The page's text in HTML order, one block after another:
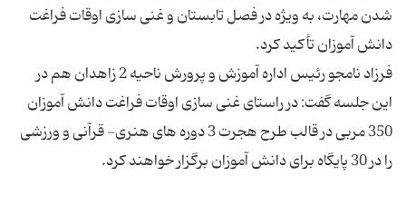
شدن مهارت، به ویژه در فصل تابستان و غنی سازی اوقات فراغت
فرزاد نامجو رئیس اداره آموزش و پرورش ناحیه 2 زاهدان هم در
این جلسه گفت: در راستای غنی سازی اوقات فراغت دانش آموزان
350 مربی در قالب طرح هجرت 3 دوره های هنری- قرآنی و ورزشی